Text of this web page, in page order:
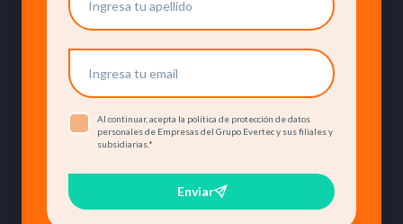
Al continuar, acepta la política de protección de datos
personales de Empresas del Grupo Evertec y sus filiales y
subsidiarias.*
Enviar